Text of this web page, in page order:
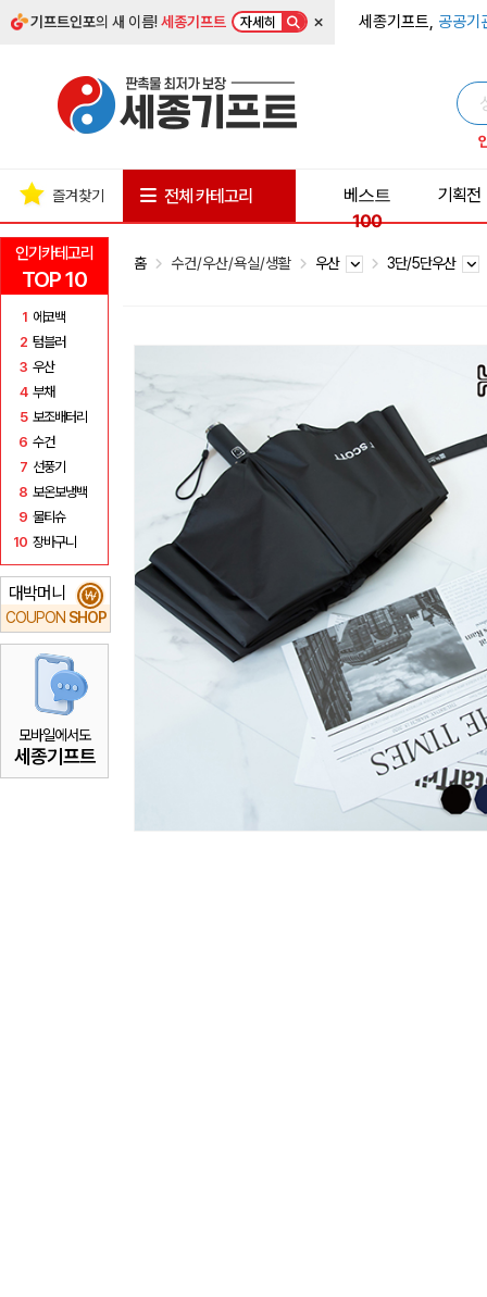
기프트인포의 새 이름!세종기프트 자세히 × 세종기프트, 공공기
인기카테고리
TOP 10
1 에코백
2 텀블러
3 우산
4 부채
5 보조배터리
6 수건
7 선풍기
8 보온보냉백
9 물티슈
10 장바구니
대박머니
COUPON SHOP
₩
모바일에서도
세종기프트
즐겨찾기 전체 카테고리
베스트
100
기획전
홈 수건/우산/욕실/생활 우산 3단/5단우산